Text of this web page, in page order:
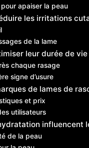
pour apaiser la peau
les irritations
de la lame
leur durée de vie
chaque rasage
signe d’usure
de lames de
et prix
utilisateurs
influencent
de la peau